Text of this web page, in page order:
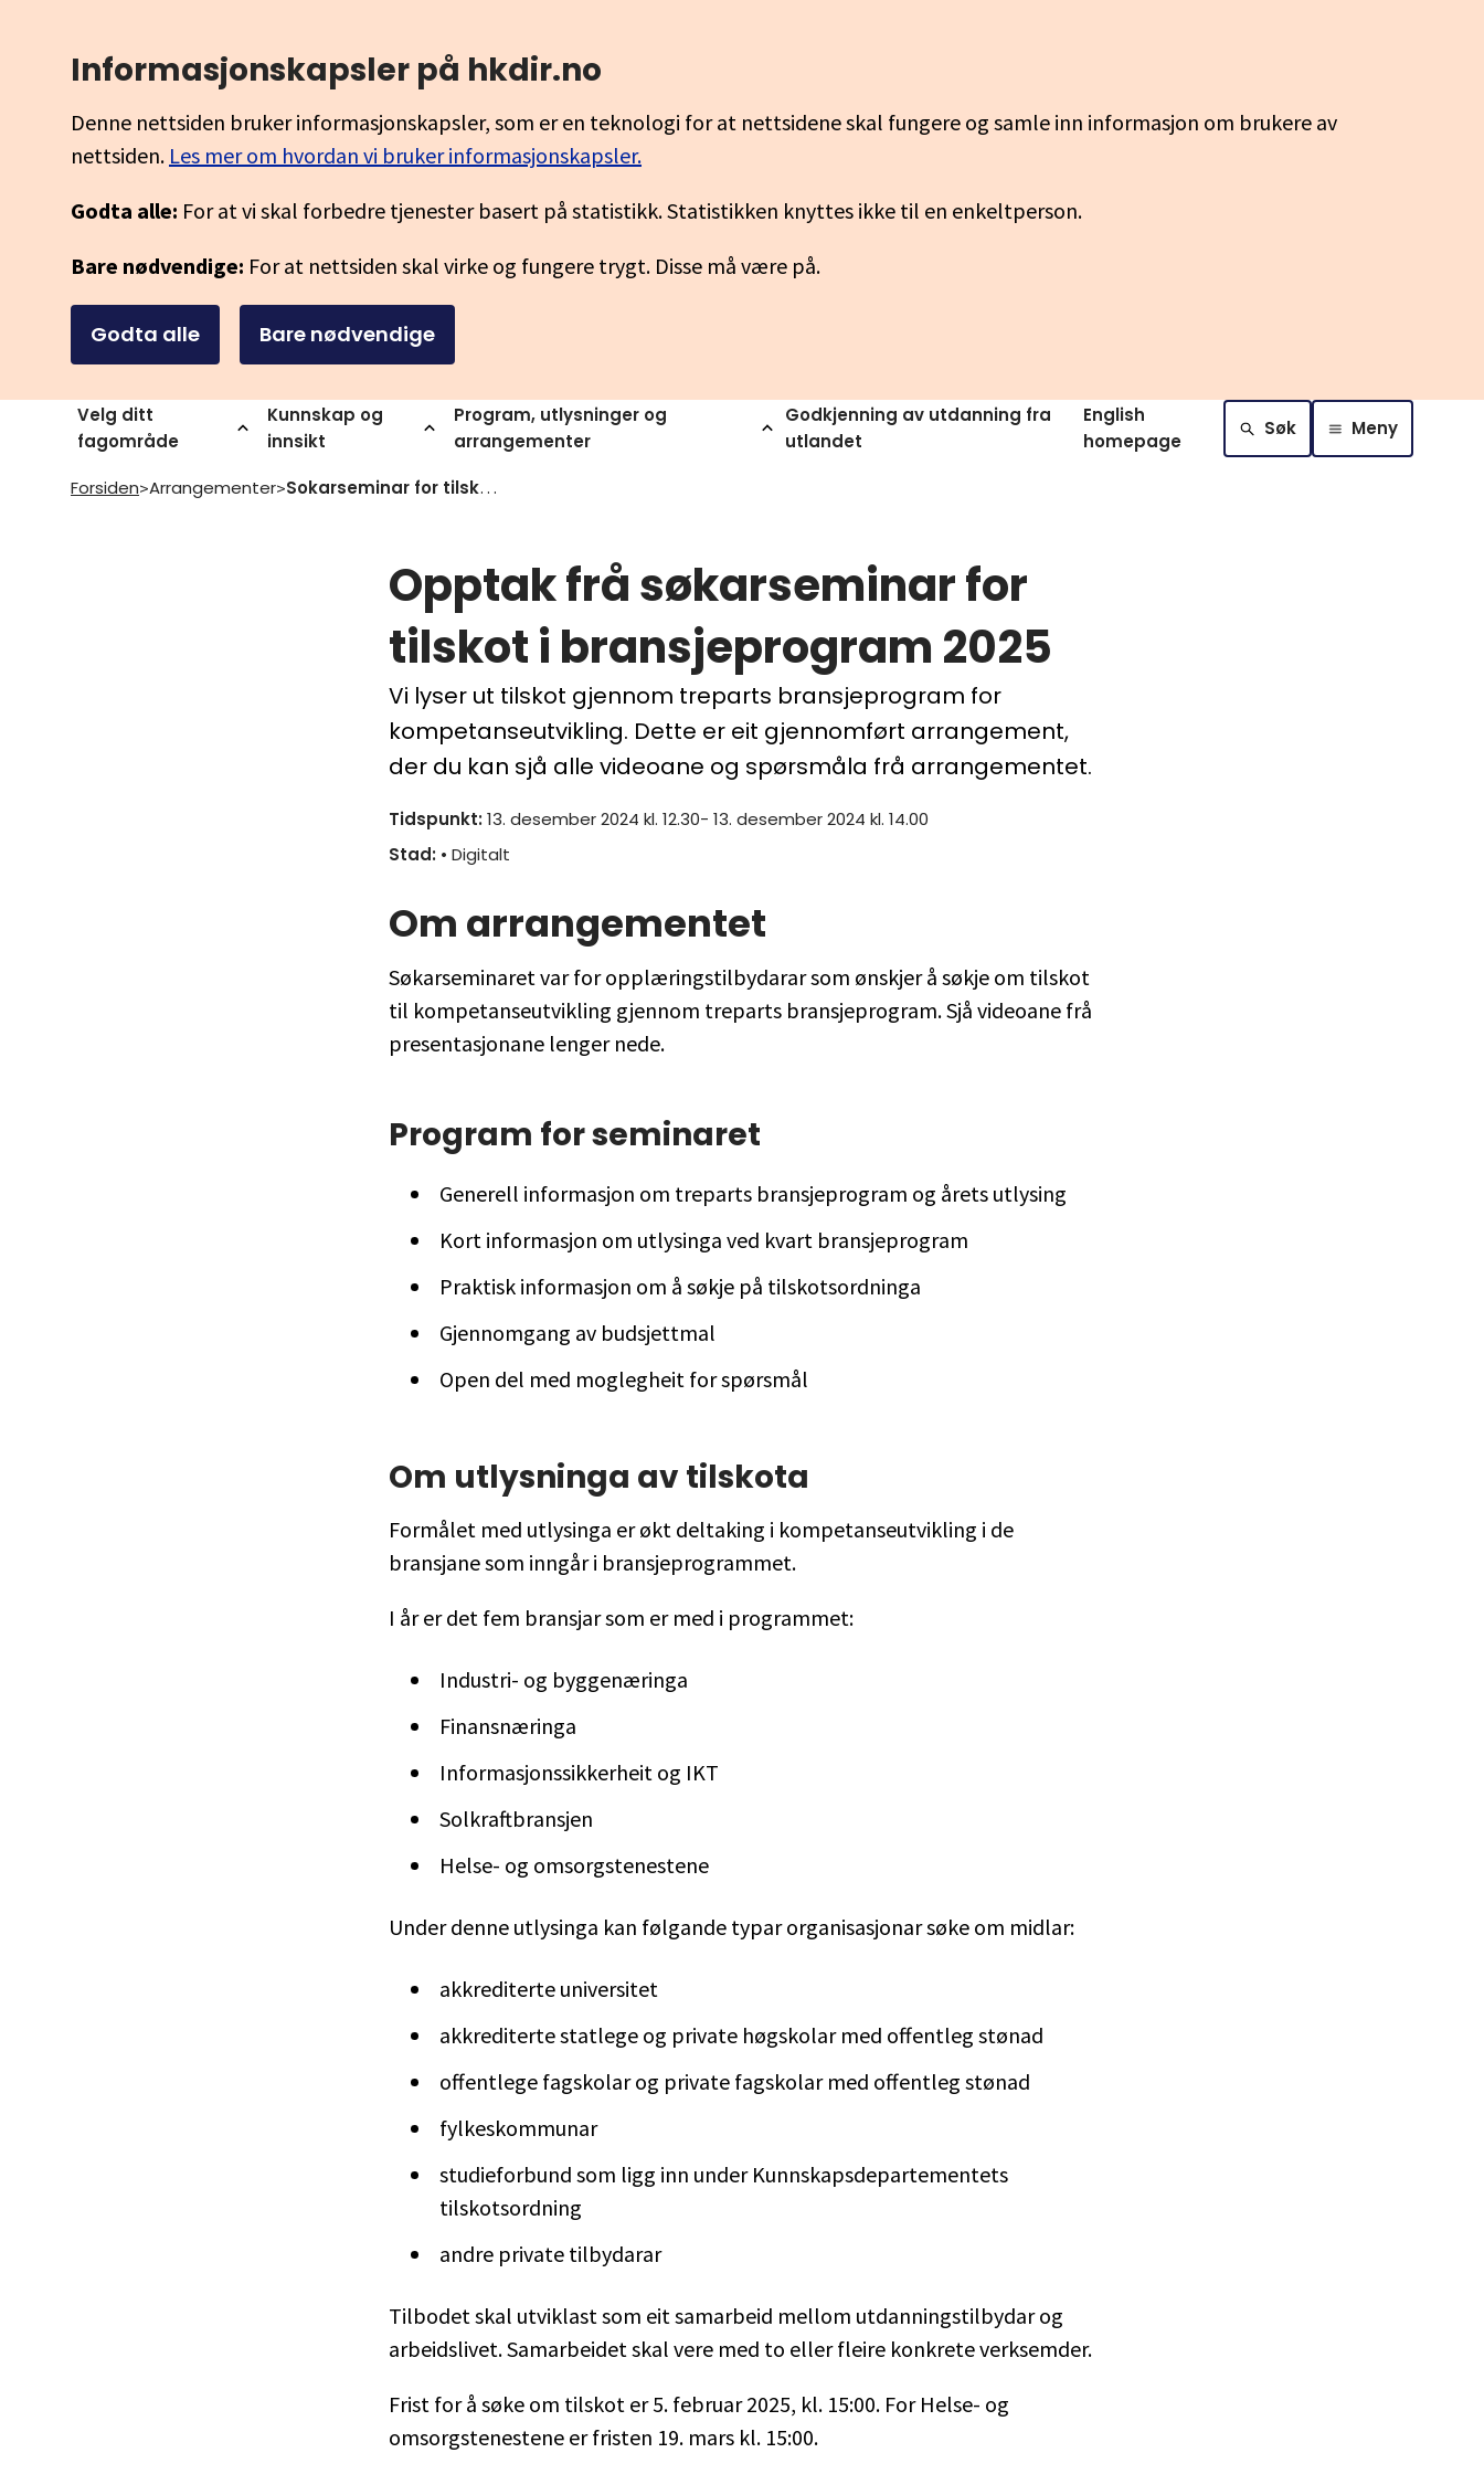
Informasjonskapsler på hkdir.no
Denne nettsiden bruker informasjonskapsler, som er en teknologi for at nettsidene skal fungere og samle inn informasjon om brukere av
nettsiden. Les mer om hvordan vi bruker informasjonskapsler.
Godta alle: For at vi skal forbedre tjenester basert på statistikk. Statistikken knyttes ikke til en enkeltperson.
Bare nødvendige: For at nettsiden skal virke og fungere trygt. Disse må være på.
Godta alle Bare nødvendige
Velg ditt
fagområde
Kunnskap og
innsikt
Program, utlysninger og
arrangementer
Godkjenning av utdanning fra
utlandet
English
homepage
Søk Meny
Forsiden>Arrangementer> Sokarseminar for tilskot i bransjeprogram 2025
Opptak frå søkarseminar for
tilskot i bransjeprogram 2025
Vi lyser ut tilskot gjennom treparts bransjeprogram for
kompetanseutvikling. Dette er eit gjennomført arrangement,
der du kan sjå alle videoane og spørsmåla frå arrangementet.
Tidspunkt: 13. desember 2024 kl. 12.30- 13. desember 2024 kl. 14.00
Stad: • Digitalt
Om arrangementet
Søkarseminaret var for opplæringstilbydarar som ønskjer å søkje om tilskot
til kompetanseutvikling gjennom treparts bransjeprogram. Sjå videoane frå
presentasjonane lenger nede.
Program for seminaret
Generell informasjon om treparts bransjeprogram og årets utlysing
Kort informasjon om utlysinga ved kvart bransjeprogram
Praktisk informasjon om å søkje på tilskotsordninga
Gjennomgang av budsjettmal
Open del med moglegheit for spørsmål
Om utlysninga av tilskota
Formålet med utlysinga er økt deltaking i kompetanseutvikling i de
bransjane som inngår i bransjeprogrammet.
I år er det fem bransjar som er med i programmet:
Industri- og byggenæringa
Finansnæringa
Informasjonssikkerheit og IKT
Solkraftbransjen
Helse- og omsorgstenestene
Under denne utlysinga kan følgande typar organisasjonar søke om midlar:
akkrediterte universitet
akkrediterte statlege og private høgskolar med offentleg stønad
offentlege fagskolar og private fagskolar med offentleg stønad
fylkeskommunar
studieforbund som ligg inn under Kunnskapsdepartementets
tilskotsordning
andre private tilbydarar
Tilbodet skal utviklast som eit samarbeid mellom utdanningstilbydar og
arbeidslivet. Samarbeidet skal vere med to eller fleire konkrete verksemder.
Frist for å søke om tilskot er 5. februar 2025, kl. 15:00. For Helse- og
omsorgstenestene er fristen 19. mars kl. 15:00.